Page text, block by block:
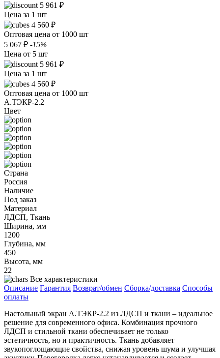
5 961 ₽
Цена за 1 шт
4 560 ₽
Оптовая цена от 1000 шт
5 067 ₽ -15%
Цена от 5 шт
5 961 ₽
Цена за 1 шт
4 560 ₽
Оптовая цена от 1000 шт
А.ТЭКР-2.2
Цвет
Страна
Россия
Наличие
Под заказ
Материал
ЛДСП, Ткань
Ширина, мм
1200
Глубина, мм
450
Высота, мм
22
Все характеристики
Описание Гарантия Возврат/обмен Сборка/доставка Способы
оплаты
Настольный экран А.ТЭКР-2.2 из ЛДСП и ткани – идеальное
решение для современного офиса. Комбинация прочного
ЛДСП и стильной ткани обеспечивает не только
эстетичность, но и практичность. Ткань добавляет
звукопоглощающие свойства, снижая уровень шума и улучшая